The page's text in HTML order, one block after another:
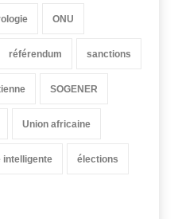
ONU
référendum sanctions
SOGENER
Union africaine
intelligente élections